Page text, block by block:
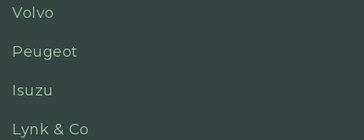
Volvo
Peugeot
Isuzu
Lynk & Co